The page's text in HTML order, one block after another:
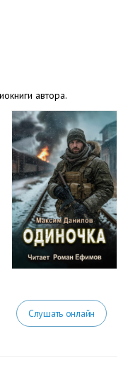
автора.
Слушать онлайн